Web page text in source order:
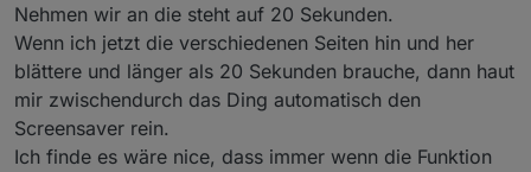
Nehmen wir an die steht auf 20 Sekunden.
Wenn ich jetzt die verschiedenen Seiten hin und her
blättere und länger als 20 Sekunden brauche, dann haut
mir zwischendurch das Ding automatisch den
Screensaver rein.
Ich finde es wäre nice, dass immer wenn die Funktion